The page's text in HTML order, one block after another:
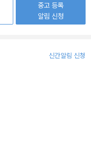
중고 등록
알림 신청
신간알림 신청